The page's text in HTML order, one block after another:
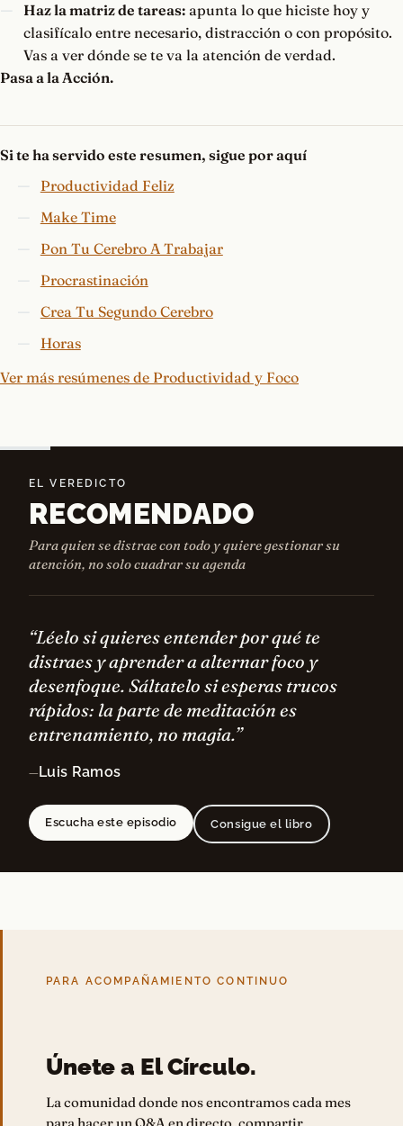
Haz la matriz de tareas:apunta lo que hiciste hoy y
clasifícalo entre necesario, distracción o con propósito.
Vas a ver dónde se te va la atención de verdad.
Pasa a la Acción.
Si te ha servido este resumen, sigue por aquí
Productividad Feliz
Make Time
Pon Tu Cerebro A Trabajar
Procrastinación
Crea Tu Segundo Cerebro
Horas
Ver más resúmenes de Productividad y Foco
EL VEREDICTO
RECOMENDADO
Para quien se distrae con todo y quiere gestionar su
atención, no solo cuadrar su agenda
“Léelo si quieres entender por qué te
distraes y aprender a alternar foco y
desenfoque. Sáltatelo si esperas trucos
rápidos: la parte de meditación es
entrenamiento, no magia.”
— Luis Ramos
Escucha este episodio Consigue el libro
PARA ACOMPAÑAMIENTO CONTINUO
Únete a El Círculo.
La comunidad donde nos encontramos cada mes